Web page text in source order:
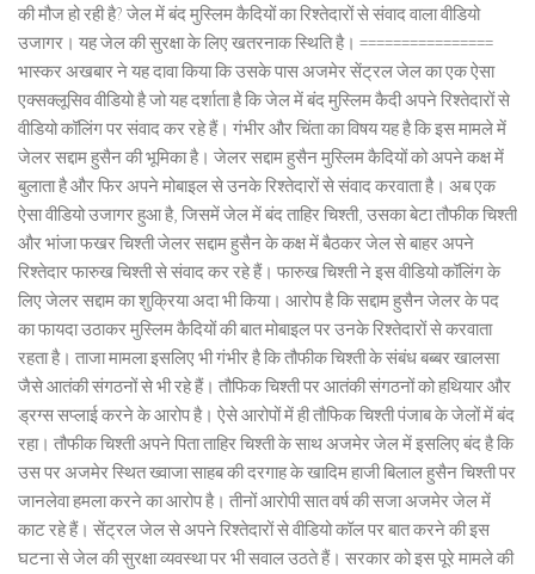
की मौज हो रही है? जेल में बंद मुस्लिम कैदियों का रिश्तेदारों से संवाद वाला वीडियो
उजागर। यह जेल की सुरक्षा के लिए खतरनाक स्थिति है। ================
भास्कर अखबार ने यह दावा किया कि उसके पास अजमेर सेंट्रल जेल का एक ऐसा
एक्सक्लूसिव वीडियो है जो यह दर्शाता है कि जेल में बंद मुस्लिम कैदी अपने रिश्तेदारों से
वीडियो कॉलिंग पर संवाद कर रहे हैं। गंभीर और चिंता का विषय यह है कि इस मामले में
जेलर सद्दाम हुसैन की भूमिका है। जेलर सद्दाम हुसैन मुस्लिम कैदियों को अपने कक्ष में
बुलाता है और फिर अपने मोबाइल से उनके रिश्तेदारों से संवाद करवाता है। अब एक
ऐसा वीडियो उजागर हुआ है, जिसमें जेल में बंद ताहिर चिश्ती, उसका बेटा तौफीक चिश्ती
और भांजा फखर चिश्ती जेलर सद्दाम हुसैन के कक्ष में बैठकर जेल से बाहर अपने
रिश्तेदार फारुख चिश्ती से संवाद कर रहे हैं। फारुख चिश्ती ने इस वीडियो कॉलिंग के
लिए जेलर सद्दाम का शुक्रिया अदा भी किया। आरोप है कि सद्दाम हुसैन जेलर के पद
का फायदा उठाकर मुस्लिम कैदियों की बात मोबाइल पर उनके रिश्तेदारों से करवाता
रहता है। ताजा मामला इसलिए भी गंभीर है कि तौफीक चिश्ती के संबंध बब्बर खालसा
जैसे आतंकी संगठनों से भी रहे हैं। तौफिक चिश्ती पर आतंकी संगठनों को हथियार और
ड्रग्स सप्लाई करने के आरोप है। ऐसे आरोपों में ही तौफिक चिश्ती पंजाब के जेलों में बंद
रहा। तौफीक चिश्ती अपने पिता ताहिर चिश्ती के साथ अजमेर जेल में इसलिए बंद है कि
उस पर अजमेर स्थित ख्वाजा साहब की दरगाह के खादिम हाजी बिलाल हुसैन चिश्ती पर
जानलेवा हमला करने का आरोप है। तीनों आरोपी सात वर्ष की सजा अजमेर जेल में
काट रहे हैं। सेंट्रल जेल से अपने रिश्तेदारों से वीडियो कॉल पर बात करने की इस
घटना से जेल की सुरक्षा व्यवस्था पर भी सवाल उठते हैं। सरकार को इस पूरे मामले की